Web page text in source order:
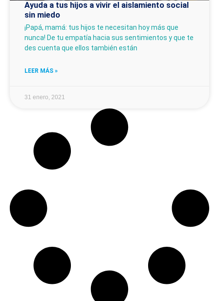
Ayuda a tus hijos a vivir el aislamiento social
sin miedo
¡Papá, mamá: tus hijos te necesitan hoy más que
nunca! De tu empatía hacia sus sentimientos y que te
des cuenta que ellos también están
LEER MÁS »
31 enero, 2021